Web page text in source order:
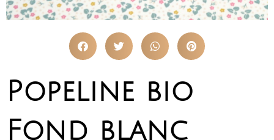
Popeline bio
Fond blanc